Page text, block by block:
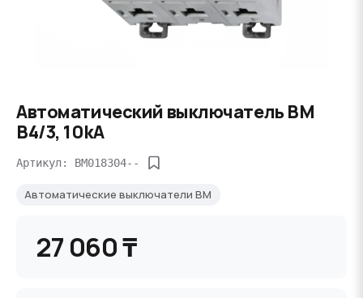
Автоматический выключатель BM
B4/3, 10kA
Артикул: BM018304--
Автоматические выключатели BM
27 060 ₸